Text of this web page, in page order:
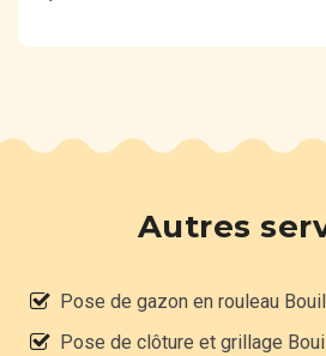
Autres
Pose de gazon en rouleau
Pose de clôture et grillage